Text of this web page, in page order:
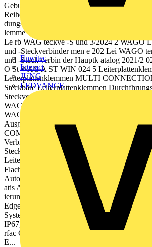
Enwitec
Interact
JUNG
LEDVANCE
Gebudetechnik Ausgabe 2024/2025 WAGO
Reihen- und Verbindungsklemmen - und ihen
dungsk in Verb 3/2024 1 e 202 Rei WAGO
lemme n Hauptk atalog 2021/2 022 Ausgab
Le rb WAG teckve -S und 3/2024 2 WAGO
und -Steckverbinder men e 202 Lei WAGO
und -Steck verbin der Hauptk atalog 2021/2
O St WAG A ST WIN 024 5
Leiterplattenklemmen MULTI
Steckbare Leiterplattenklemmen
Steckverbinder fr spezielle Anwendungen
WAGO Steckverbindersystem WINSTA em
WAGO ckverb inders ystem WIN STA
Ausgab Reihenklemmen Reihenklemmen
COM-SYSTEM) Rangiersysteme
Verbindungsklemmen Leuchtenklemmen
Steckverbinder Snap-In-Gertesteckverbinder
Leiterplatten Verteiler Konfektionierte
Flachleitungssysteme Verteilerboxen WAGO
Automatisierungstechnik to O Au WAG 3/
atis Autom ierungs technik Ausgab e 202 3/
ierung ik Lsungen, Software Bedienen und
Edge Devices Modulares WAGO I/O-
System IP67 Industrial-Switches Funktechnik
IP67, Kabel- und Steckverbinder IP67 WAGO
rfac O Inte WAG 3/2024 4 e El s onic ectr e
E...